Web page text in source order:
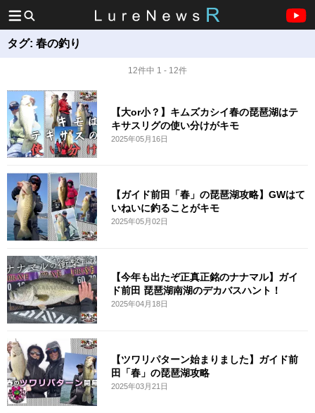
タグ: 春の釣り
12件中 1 - 12件
【大or小？】キムズカシイ春の琵琶湖はテ
キサスリグの使い分けがキモ
2025年05月16日
【ガイド前田「春」の琵琶湖攻略】GWはて
いねいに釣ることがキモ
2025年05月02日
【今年も出たぞ正真正銘のナナマル】ガイ
ド前田 琵琶湖南湖のデカバスハント！
2025年04月18日
【ツワリパターン始まりました】ガイド前
田「春」の琵琶湖攻略
2025年03月21日